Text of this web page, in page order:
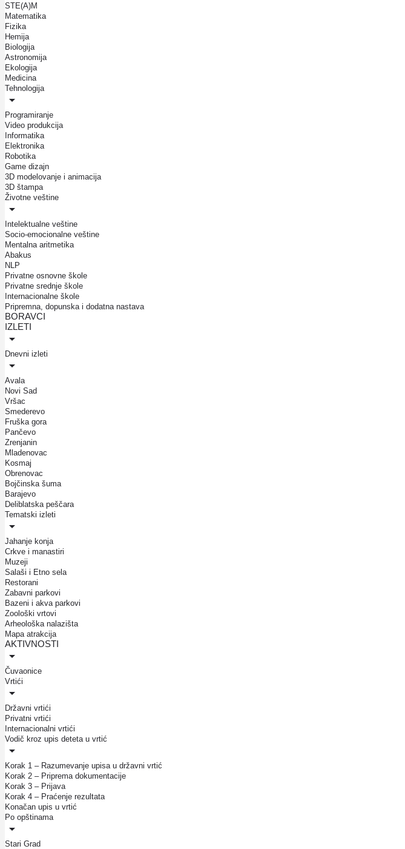
STE(A)M
Matematika
Fizika
Hemija
Biologija
Astronomija
Ekologija
Medicina
Tehnologija
Programiranje
Video produkcija
Informatika
Elektronika
Robotika
Game dizajn
3D modelovanje i animacija
3D štampa
Životne veštine
Intelektualne veštine
Socio-emocionalne veštine
Mentalna aritmetika
Abakus
NLP
Privatne osnovne škole
Privatne srednje škole
Internacionalne škole
Pripremna, dopunska i dodatna nastava
BORAVCI
IZLETI
Dnevni izleti
Avala
Novi Sad
Vršac
Smederevo
Fruška gora
Pančevo
Zrenjanin
Mladenovac
Kosmaj
Obrenovac
Bojčinska šuma
Barajevo
Deliblatska peščara
Tematski izleti
Jahanje konja
Crkve i manastiri
Muzeji
Salaši i Etno sela
Restorani
Zabavni parkovi
Bazeni i akva parkovi
Zoološki vrtovi
Arheološka nalazišta
Mapa atrakcija
AKTIVNOSTI
Čuvaonice
Vrtići
Državni vrtići
Privatni vrtići
Internacionalni vrtići
Vodič kroz upis deteta u vrtić
Korak 1 – Razumevanje upisa u državni vrtić
Korak 2 – Priprema dokumentacije
Korak 3 – Prijava
Korak 4 – Praćenje rezultata
Konačan upis u vrtić
Po opštinama
Stari Grad